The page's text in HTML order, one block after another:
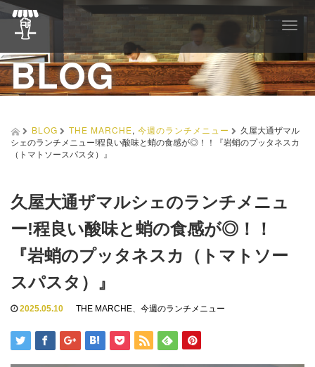
T
g
g
l
e
v
BLOG
BLOG THE MARCHE, 今週のランチメニュー
久屋大通ザマル
シェのランチメニュー!程良い酸味と蛸の食感が◎！！『岩蛸のプッタネスカ
（トマトソースパスタ）』
久屋大通ザマルシェのランチメニュ
ー!程良い酸味と蛸の食感が◎！！
『岩蛸のプッタネスカ（トマトソー
スパスタ）』
2025.05.10 THE MARCHE、 今週のランチメニュー